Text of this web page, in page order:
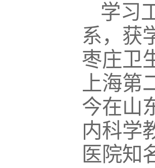
学习
系，获
枣庄卫
上海
今在山
内科学
医院知